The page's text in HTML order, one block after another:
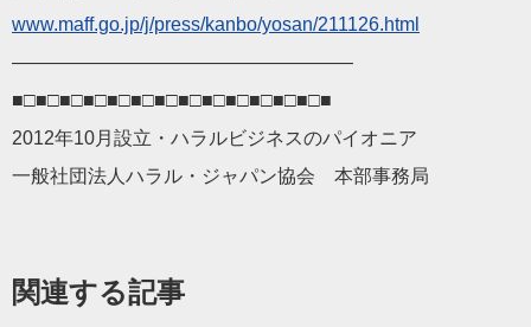
www.maff.go.jp/j/press/kanbo/yosan/211126.html
——————————————————
■□■□■□■□■□■□■□■□■□■□■□■□■□■
2012年10月設立・ハラルビジネスのパイオニア
一般社団法人ハラル・ジャパン協会 本部事務局
関連する記事